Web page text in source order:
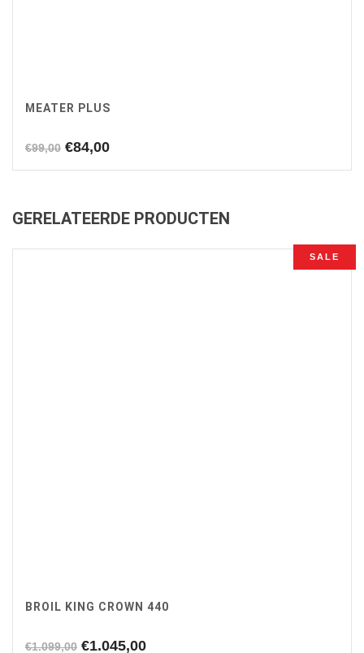
MEATER PLUS
€99,00 Oorspronkelijke
€84,00Huidige
GERELATEERDE PRODUCTEN
SALE
BROIL KING CROWN 440
€1.099,00 Oorspronkelijke
€1.045,00Huidige